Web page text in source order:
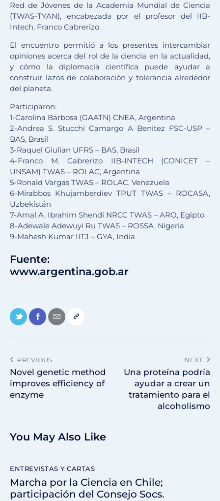
Red de Jóvenes de la Academia Mundial de Ciencia
(TWAS-TYAN), encabezada por el profesor del IIB-
Intech, Franco Cabrerizo.
El encuentro permitió a los presentes intercambiar
opiniones acerca del rol de la ciencia en la actualidad,
y cómo la diplomacia científica puede ayudar a
construir lazos de colaboración y tolerancia alrededor
del planeta.
Participaron:
1-Carolina Barbosa (GAATN) CNEA, Argentina
2-Andrea S. Stucchi Camargo A Benitez FSC-USP –
BAS, Brasil
3-Raquel Giulian UFRS – BAS, Brasil
4-Franco M. Cabrerizo IIB-INTECH (CONICET –
UNSAM) TWAS – ROLAC, Argentina
5-Ronald Vargas TWAS – ROLAC, Venezuela
6-Mirabbos Khujamberdiev TPUT TWAS – ROCASA,
Uzbekistán
7-Amal A. Ibrahim Shendi NRCC TWAS – ARO, Egipto
8-Adewale Adewuyi Ru TWAS – ROSSA, Nigeria
9-Mahesh Kumar IITJ – GYA, India
Fuente:
www.argentina.gob.ar
PREVIOUS
Novel genetic method
improves efficiency of
enzyme
NEXT
Una proteína podría
ayudar a crear un
tratamiento para el
alcoholismo
You May Also Like
ENTREVISTAS Y CARTAS
Marcha por la Ciencia en Chile;
participación del Consejo Socs.